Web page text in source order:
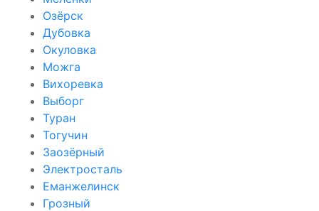
Озёрск
Дубовка
Окуловка
Можга
Вихоревка
Выборг
Туран
Тогучин
Заозёрный
Электросталь
Еманжелинск
Грозный